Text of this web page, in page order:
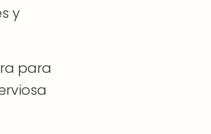
y
para